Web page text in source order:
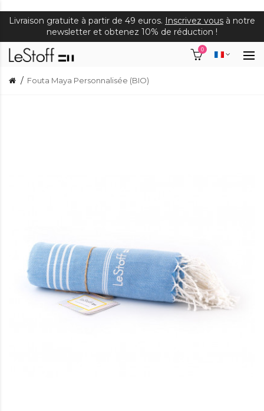
Livraison gratuite à partir de 49 euros. Inscrivez vous à notre
newsletter et obtenez 10% de réduction !
0
Fouta Maya Personnalisée (BIO)